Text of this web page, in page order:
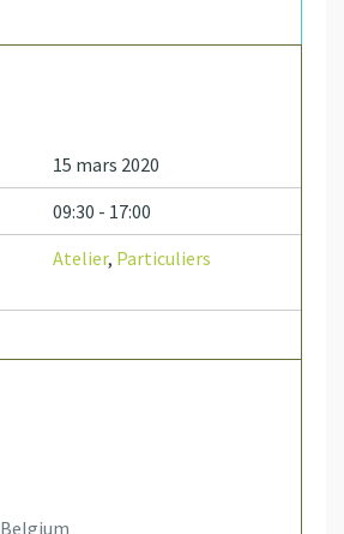
15 mars 2020
09:30 - 17:00
Atelier, Particuliers
Belgium